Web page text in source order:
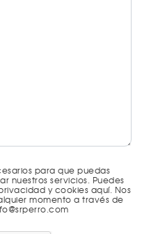
para que puedas
nuestros servicios. Puedes
y cookies aquí. Nos
momento a través de